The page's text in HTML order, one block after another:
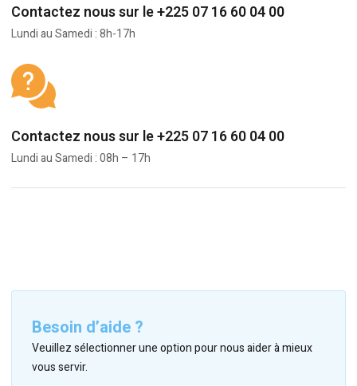
Contactez nous sur le +225 07 16 60 04 00
Lundi au Samedi : 8h-17h
Contactez nous sur le +225 07 16 60 04 00
Lundi au Samedi : 08h – 17h
Besoin d’aide ?
Veuillez sélectionner une option pour nous aider à mieux
vous servir.